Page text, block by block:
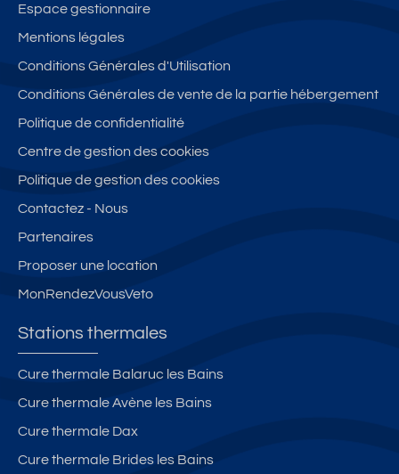
Espace gestionnaire
Mentions légales
Conditions Générales d'Utilisation
Conditions Générales de vente de la partie hébergement
Politique de confidentialité
Centre de gestion des cookies
Politique de gestion des cookies
Contactez - Nous
Partenaires
Proposer une location
MonRendezVousVeto
Stations thermales
Cure thermale Balaruc les Bains
Cure thermale Avène les Bains
Cure thermale Dax
Cure thermale Brides les Bains